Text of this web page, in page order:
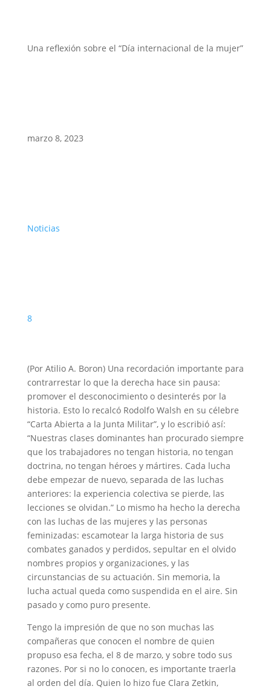
Una reflexión sobre el “Día internacional de la mujer”
marzo 8, 2023
Noticias
8
(Por Atilio A. Boron) Una recordación importante para
contrarrestar lo que la derecha hace sin pausa:
promover el desconocimiento o desinterés por la
historia. Esto lo recalcó Rodolfo Walsh en su célebre
“Carta Abierta a la Junta Militar”, y lo escribió así:
“Nuestras clases dominantes han procurado siempre
que los trabajadores no tengan historia, no tengan
doctrina, no tengan héroes y mártires. Cada lucha
debe empezar de nuevo, separada de las luchas
anteriores: la experiencia colectiva se pierde, las
lecciones se olvidan.” Lo mismo ha hecho la derecha
con las luchas de las mujeres y las personas
feminizadas: escamotear la larga historia de sus
combates ganados y perdidos, sepultar en el olvido
nombres propios y organizaciones, y las
circunstancias de su actuación. Sin memoria, la
lucha actual queda como suspendida en el aire. Sin
pasado y como puro presente.
Tengo la impresión de que no son muchas las
compañeras que conocen el nombre de quien
propuso esa fecha, el 8 de marzo, y sobre todo sus
razones. Por si no lo conocen, es importante traerla
al orden del día. Quien lo hizo fue Clara Zetkin,